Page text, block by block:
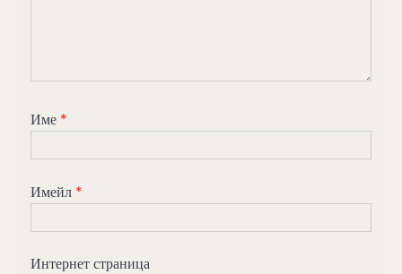
Име *
Имейл *
Интернет страница